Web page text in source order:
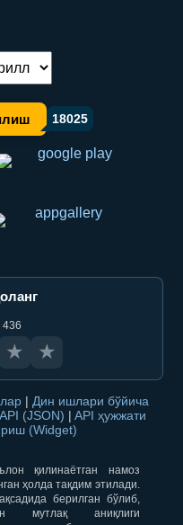
18025
ulashish
436
★ ★
| Дин ишлари бўйича
API (JSON) | API ҳужжати
(Widget)
қилинаётган намоз
ҳолда тақдим этилади.
берилган бўлиб,
мутлақ аниқлиги